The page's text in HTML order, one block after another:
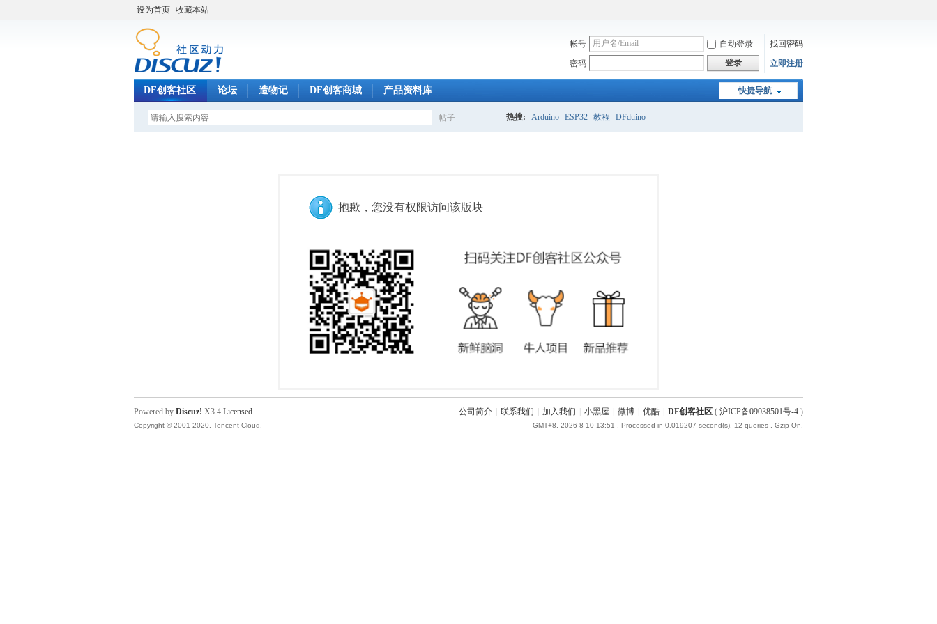
设为首页 收藏本站
帐号 自动登录
找回密码
密码
登录 立即注册
快捷导航
DF创客社区 论坛 造物记 DF创客商城 产品资料库
帖子 热搜: Arduino ESP32 教程 DFduino
抱歉，您没有权限访问该版块
公司简介 联系我们 加入我们 小黑屋 微博 优酷 DF创客社区 ( 沪ICP备09038501号-4 )
GMT+8, 2026-8-10 13:51 , Processed in 0.019207 second(s), 12 queries , Gzip On.
Powered by Discuz! X3.4 Licensed
Copyright © 2001-2020, Tencent Cloud.